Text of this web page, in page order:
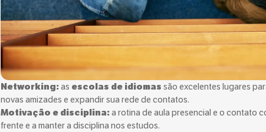
Networking:as escolas de idiomas são excelentes lugares
novas amizades e expandir sua rede de contatos.
Motivação e disciplina:a rotina de aula presencial e o contato
frente e a manter a disciplina nos estudos.